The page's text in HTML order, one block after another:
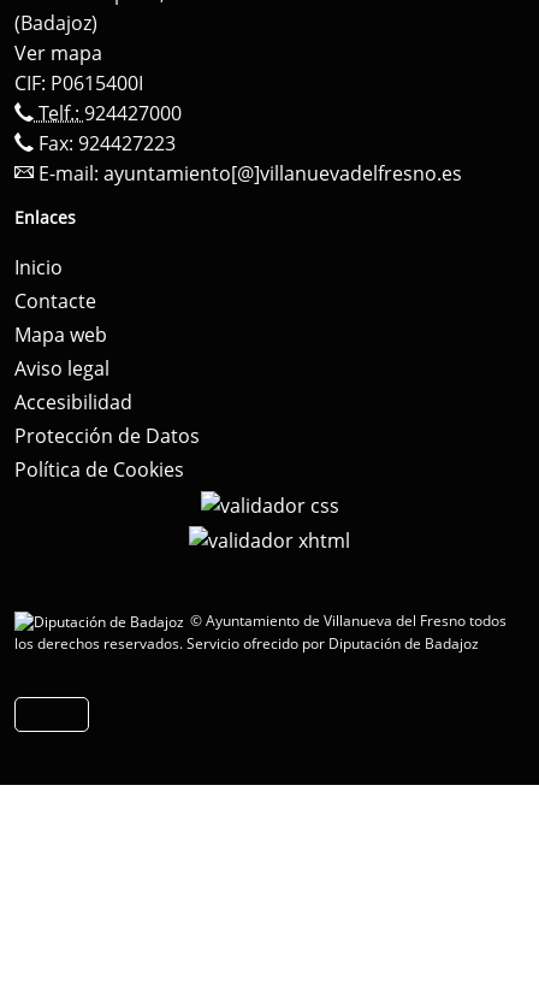
(Badajoz)
Ver mapa
CIF: P0615400I
Telf.: 924427000
Fax: 924427223
E-mail: ayuntamiento[@]villanuevadelfresno.es
Enlaces
Inicio
Contacte
Mapa web
Aviso legal
Accesibilidad
Protección de Datos
Política de Cookies
© Ayuntamiento de Villanueva del Fresno todos
los derechos reservados.Servicio ofrecido por Diputación de Badajoz